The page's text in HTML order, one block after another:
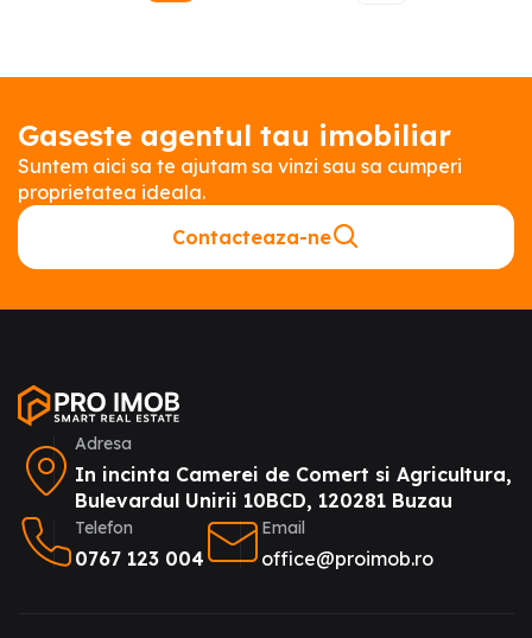
Gaseste agentul tau imobiliar
Suntem aici sa te ajutam sa vinzi sau sa cumperi
proprietatea ideala.
Contacteaza-ne
Adresa
In incinta Camerei de Comert si Agricultura,
Bulevardul Unirii 10BCD, 120281 Buzau
Telefon
0767 123 004
Email
office@proimob.ro